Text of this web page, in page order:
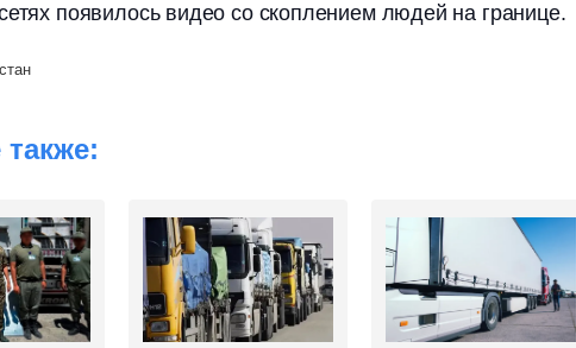
появилось видео со скоплением людей на границе.
также: